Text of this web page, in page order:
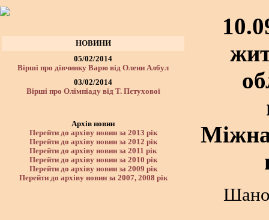
НОВИНИ
05/02/2014
Вірші про дівчинку Варю від Олени Албул
03/02/2014
Вірші про Олімпіаду від Т. Пєтухової
Архів новин
Перейти до архіву новин за 2013 рік
Перейти до архіву новин за 2012 рік
Перейти до архіву новин за 2011 рік
Перейти до архіву новин за 2010 рік
Перейти до архіву новин за 2009 рік
Перейти до архіву новин за 2007, 2008 рік